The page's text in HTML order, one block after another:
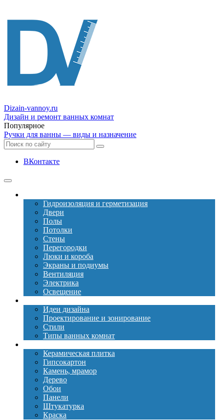
Dizain-vannoy.ru
Дизайн и ремонт ванных комнат
Популярное
Ручки для ванны — виды и назначение
ВКонтакте
Гидроизоляция и герметизация
Двери
Полы
Потолки
Стены
Перегородки
Люки и короба
Экраны и подиумы
Вентиляция
Электрика
Освещение
Идеи дизайна
Проектирование и зонирование
Стили
Типы ванных комнат
Керамическая плитка
Гипсокартон
Камень, мрамор
Дерево
Обои
Панели
Штукатурка
Краска